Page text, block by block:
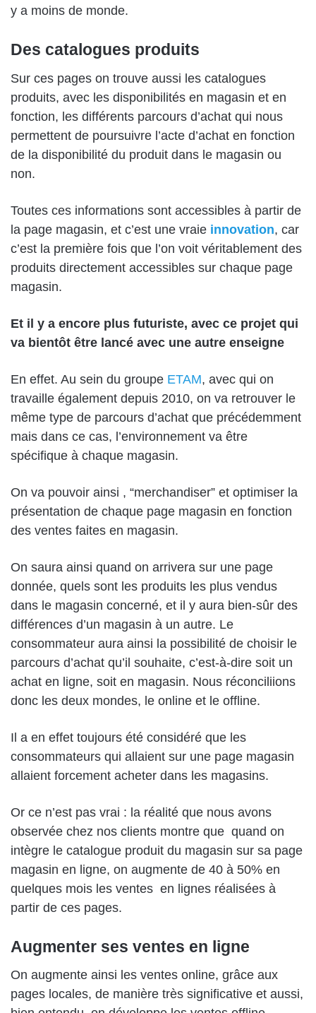
y a moins de monde.
Des catalogues produits
Sur ces pages on trouve aussi les catalogues
produits, avec les disponibilités en magasin et en
fonction, les différents parcours d’achat qui nous
permettent de poursuivre l’acte d’achat en fonction
de la disponibilité du produit dans le magasin ou
non.
Toutes ces informations sont accessibles à partir de
la page magasin, et c’est une vraie innovation, car
c’est la première fois que l’on voit véritablement des
produits directement accessibles sur chaque page
magasin.
Et il y a encore plus futuriste, avec ce projet qui
va bientôt être lancé avec une autre enseigne
En effet. Au sein du groupe ETAM, avec qui on
travaille également depuis 2010, on va retrouver le
même type de parcours d’achat que précédemment
mais dans ce cas, l’environnement va être
spécifique à chaque magasin.
On va pouvoir ainsi , “merchandiser” et optimiser la
présentation de chaque page magasin en fonction
des ventes faites en magasin.
On saura ainsi quand on arrivera sur une page
donnée, quels sont les produits les plus vendus
dans le magasin concerné, et il y aura bien-sûr des
différences d’un magasin à un autre. Le
consommateur aura ainsi la possibilité de choisir le
parcours d’achat qu’il souhaite, c’est-à-dire soit un
achat en ligne, soit en magasin. Nous réconciliions
donc les deux mondes, le online et le offline.
Il a en effet toujours été considéré que les
consommateurs qui allaient sur une page magasin
allaient forcement acheter dans les magasins.
Or ce n’est pas vrai : la réalité que nous avons
observée chez nos clients montre que quand on
intègre le catalogue produit du magasin sur sa page
magasin en ligne, on augmente de 40 à 50% en
quelques mois les ventes en lignes réalisées à
partir de ces pages.
Augmenter ses ventes en ligne
On augmente ainsi les ventes online, grâce aux
pages locales, de manière très significative et aussi,